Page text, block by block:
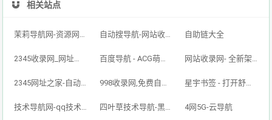
相关站点
茉莉导航网-资源网址导航,汇集各大资源网,全网优质技术教程网 自动搜导航-网站收录-自动收录网-网址收录-自动秒收录 自助链大全
2345收录网_网址导航_免费收录网站_自动收录网_秒收录 百度导航 - ACG萌次元丨ACG导航网丨二次元导航丨资源网导航丨福利网址导航 - BaiDu导航 网站收录网- 全新架构自动秒收录网址导航，实现自主提交，自动化收录，打造百万网址库
2345网址之家-自动秒收录,好网址导航 998收录网,免费自动秒收录网址,提供自动收录,网站导航大全源码,自动链,友情链接交换。 星宇书签 - 打开舒适旅程，畅享资源之旅
技术导航网-qq技术导航网-专注网址收录研究 四叶草技术导航-黑科技,资源导航,云端,QQ技术导航网分享网络精品资源平台,多开,云端,网站源码,QQ技术,教程网,小刀娱乐网 4网5G-云导航